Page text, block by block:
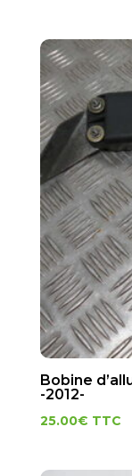
Bobine
-2012-
25.00€ TTC